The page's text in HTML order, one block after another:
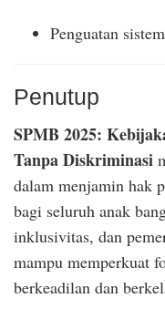
Penguatan
Penutup
SPMB 2025:
Tanpa Diskriminasi
dalam menjamin hak
bagi seluruh anak
inklusivitas, dan
mampu memperkuat
berkeadilan dan